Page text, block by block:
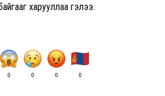
харууллаа гэлээ.
0 0 0 0